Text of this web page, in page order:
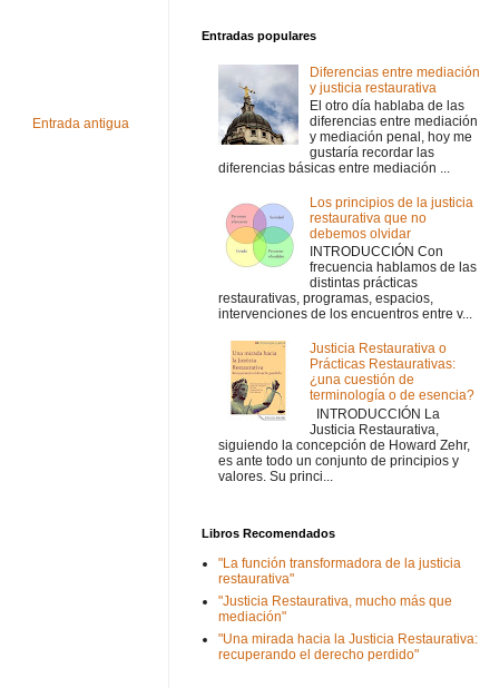
Entrada antigua
Entradas populares
Diferencias entre mediación
y justicia restaurativa
El otro día hablaba de las
diferencias entre mediación
y mediación penal, hoy me
gustaría recordar las
diferencias básicas entre mediación ...
Los principios de la justicia
restaurativa que no
debemos olvidar
INTRODUCCIÓN Con
frecuencia hablamos de las
distintas prácticas
restaurativas, programas, espacios,
intervenciones de los encuentros entre v...
Justicia Restaurativa o
Prácticas Restaurativas:
¿una cuestión de
terminología o de esencia?
INTRODUCCIÓN La
Justicia Restaurativa,
siguiendo la concepción de Howard Zehr,
es ante todo un conjunto de principios y
valores. Su princi...
Libros Recomendados
"La función transformadora de la justicia
restaurativa"
"Justicia Restaurativa, mucho más que
mediación"
"Una mirada hacia la Justicia Restaurativa:
recuperando el derecho perdido"